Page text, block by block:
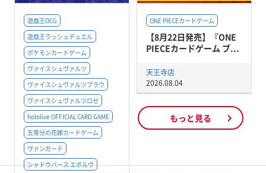
ONE PIECEカードゲーム
【8月22日発売】『ONE
PIECEカードゲーム ブ...
天王寺店
2026.08.04
遊戯王OCG
遊戯王ラッシュデュエル
ポケモンカードゲーム
ヴァイスシュヴァルツ
ヴァイスシュヴァルツブラウ
ヴァイスシュヴァルツロゼ
hololive OFFICIAL CARD GAME
五等分の花嫁カードゲーム
ヴァンガード
シャドウバース エボルヴ
もっと見る